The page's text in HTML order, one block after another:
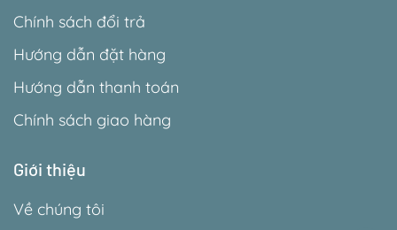
Chính sách đổi trả
Hướng dẫn đặt hàng
Hướng dẫn thanh toán
Chính sách giao hàng
Giới thiệu
Về chúng tôi